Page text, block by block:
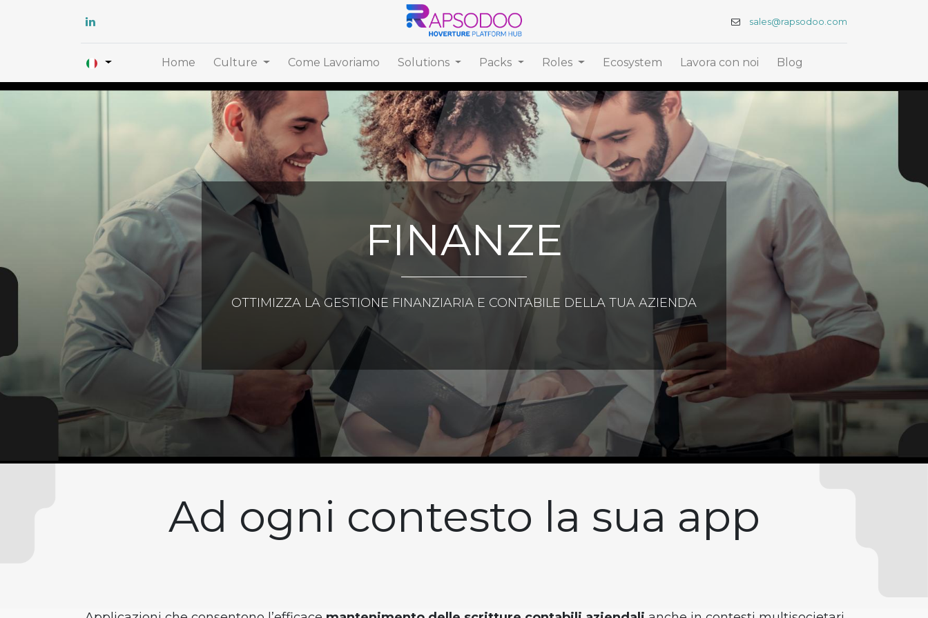
sales@rapsodoo.com
Home Culture Come Lavoriamo Solutions Packs Roles Ecosystem Lavora con noi Blog
FINANZE
OTTIMIZZA LA GESTIONE FINANZIARIA E CONTABILE DELLA TUA AZIENDA
Ad ogni contesto la sua app​